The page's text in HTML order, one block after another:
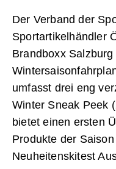
Der Verband der
Sportartikelhändler
Brandboxx
umfasst drei eng
Winter Sneak Peek
bietet einen ersten
Produkte der
Neuheitenskitest